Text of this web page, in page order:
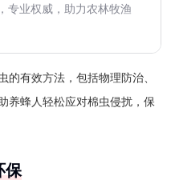
专业权威，助力农林牧渔
的有效方法，包括物理防治、
养蜂人轻松应对棉虫侵扰，保
保